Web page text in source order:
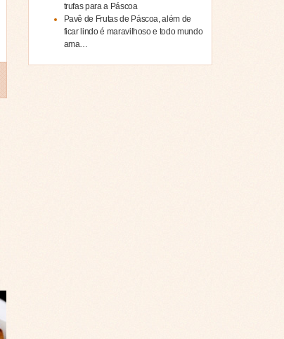
trufas para a Páscoa
Pavê de Frutas de Páscoa, além de
ficar lindo é maravilhoso e todo mundo
ama…